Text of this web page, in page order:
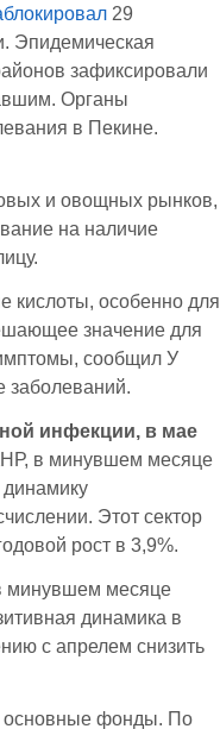
29
Эпидемическая
зафиксировали
Органы
в Пекине.
и овощных рынков,
на наличие
кислоты, особенно для
значение для
сообщил У
заболеваний.
инфекции, в мае
в минувшем месяце
динамику
Этот сектор
рост в 3,9%.
минувшем месяце
динамика в
с апрелем снизить
основные фонды. По